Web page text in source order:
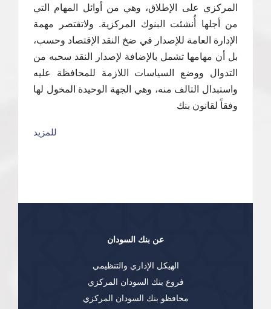
المركزي على الإطلاق، وهي من أوائل المهام التي
من أجلها أُنشئت البنوك المركزية. ولاتقتصر مهمة
الإدارة العامة للإصدار في ضخ النقد الإقتصاد وحسب،
بل أن مهامها تشمل بالإضافة لإصدار النقد سحبه من
التدوال ووضع السياسات اللازمة للمحافظة عليه
واستبدال التالف منه، وهي الجهة الوحيدة المخول لها
وفقاً لقانون بنك
للمزيد
عن بنك السودان
الهيكل الإداري والتنظيمي
فروع بنك السودان المركزي
محافظو بنك السودان المركزي